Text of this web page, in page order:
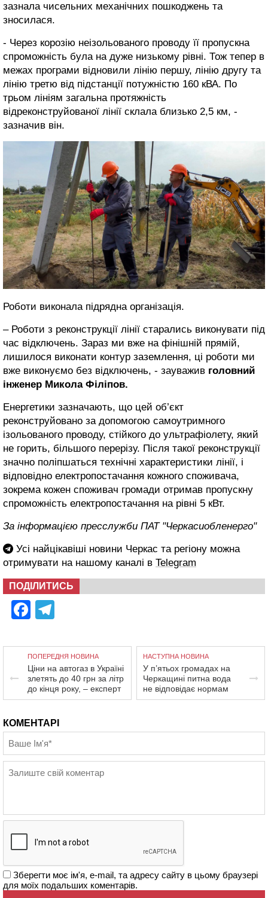
зазнала чисельних механічних пошкоджень та
зносилася.
- Через корозію неізольованого проводу її пропускна
спроможність була на дуже низькому рівні. Тож тепер в
межах програми відновили лінію першу, лінію другу та
лінію третю від підстанції потужністю 160 кВА. По
трьом лініям загальна протяжність
відреконструйованої лінії склала близько 2,5 км, -
зазначив він.
Роботи виконала підрядна організація.
– Роботи з реконструкції лінії старались виконувати під
час відключень. Зараз ми вже на фінішній прямій,
лишилося виконати контур заземлення, ці роботи ми
вже виконуємо без відключень, - зауважив головний
інженер Микола Філіпов.
Енергетики зазначають, що цей об’єкт
реконструйовано за допомогою самоутримного
ізольованого проводу, стійкого до ультрафіолету, який
не горить, більшого перерізу. Після такої реконструкції
значно поліпшаться технічні характеристики лінії, і
відповідно електропостачання кожного споживача,
зокрема кожен споживач громади отримав пропускну
спроможність електропостачання на рівні 5 кВт.
За інформацією пресслужби ПАТ "Черкасиобленерго"
Усі найцікавіші новини Черкас та регіону можна
отримувати на нашому каналі в Telegram
ПОДІЛИТИСЬ
Facebook
ПОПЕРЕДНЯ НОВИНА
Ціни на автогаз в Україні
злетять до 40 грн за літр
до кінця року, – експерт
НАСТУПНА НОВИНА
У п’ятьох громадах на
Черкащині питна вода
не відповідає нормам
КОМЕНТАРІ
Зберегти моє ім'я, e-mail, та адресу сайту в цьому браузері
для моїх подальших коментарів.